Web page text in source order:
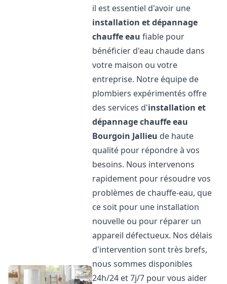
il est essentiel d'avoir une
installation et dépannage
chauffe eau fiable pour
bénéficier d'eau chaude dans
votre maison ou votre
entreprise. Notre équipe de
plombiers expérimentés offre
des services d'installation et
dépannage chauffe eau
Bourgoin Jallieu de haute
qualité pour répondre à vos
besoins. Nous intervenons
rapidement pour résoudre vos
problèmes de chauffe-eau, que
ce soit pour une installation
nouvelle ou pour réparer un
appareil défectueux. Nos délais
d'intervention sont très brefs,
nous sommes disponibles
24h/24 et 7j/7 pour vous aider